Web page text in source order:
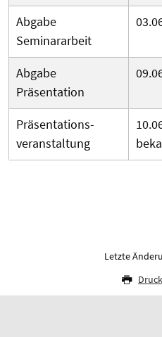
Abgabe
Seminararbeit
Abgabe
Präsentation
Präsentations­
veranstaltung
Letzte